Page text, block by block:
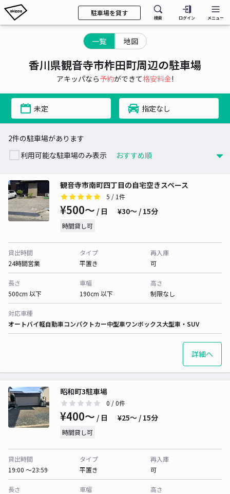
駐車場を貸す
検索 ログイン メニュー
一覧 地図
香川県観音寺市柞田町周辺の駐車場
アキッパなら予約ができて格安料金!
未定 指定なし
2件の駐車場があります
利用可能な駐車場のみ表示
観音寺市南町四丁目の自宅空きスペース
5 / 1件
¥500〜 / 日 ¥30〜 / 15分
時間貸し可
貸出時間
24時間営業
タイプ
平置き
再入庫
可
長さ
500cm 以下
車幅
190cm 以下
高さ
制限なし
対応車種
オートバイ軽自動車コンパクトカー中型車ワンボックス大型車・SUV
詳細へ
昭和町3駐車場
0 / 0件
¥400〜 / 日 ¥25〜 / 15分
時間貸し可
貸出時間
19:00 〜23:59
タイプ
平置き
再入庫
可
長さ
車幅
高さ